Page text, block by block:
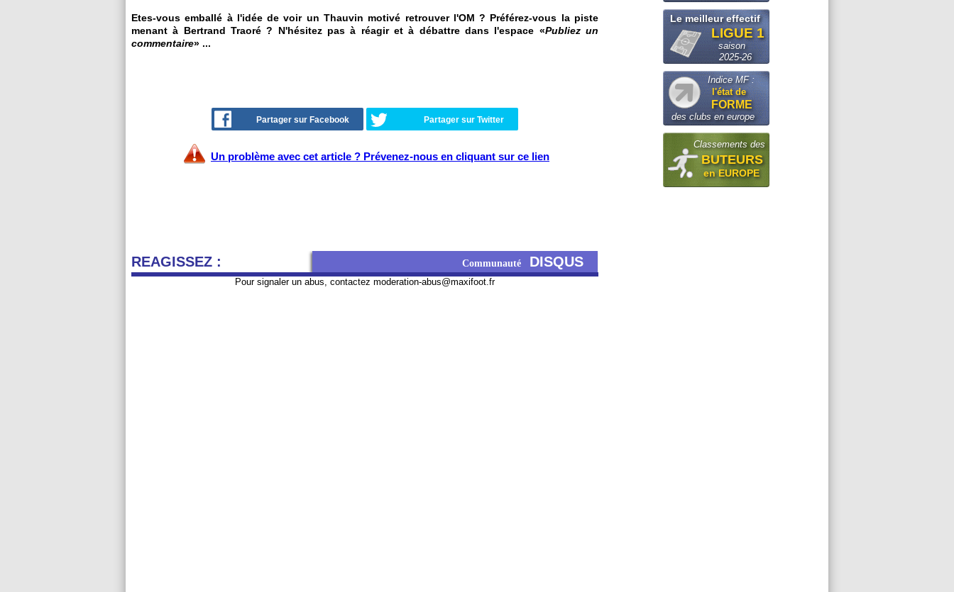
Etes-vous emballé à l'idée de voir un Thauvin motivé retrouver l'OM ? Préférez-vous la piste
menant à Bertrand Traoré ? N'hésitez pas à réagir et à débattre dans l'espace «Publiez un
commentaire» ...
Partager sur Facebook Partager sur Twitter
Un problème avec cet article ? Prévenez-nous en cliquant sur ce lien
REAGISSEZ : Communauté DISQUS
Pour signaler un abus, contactez moderation-abus@maxifoot.fr
Le meilleur effectif
LIGUE 1
saison
2025-26
Indice MF :
l'état de
FORME
des clubs en europe
Classements des
BUTEURS
en EUROPE